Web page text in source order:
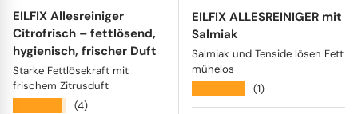
EILFIX Allesreiniger
Citrofrisch – fettlösend,
hygienisch, frischer Duft
Starke Fettlösekraft mit
frischem Zitrusduft
(4)
EILFIX ALLESREINIGER mit
Salmiak
Salmiak und Tenside lösen Fett
mühelos
(1)